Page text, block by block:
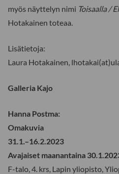
myös näyttelyn nimi Toisaalla /
Hotakainen toteaa.
Lisätietoja:
Laura Hotakainen,
Galleria Kajo
Hanna Postma:
Omakuvia
31.1.–16.2.2023
Avajaiset maanantaina
F-talo, 4. krs, Lapin yliopisto,